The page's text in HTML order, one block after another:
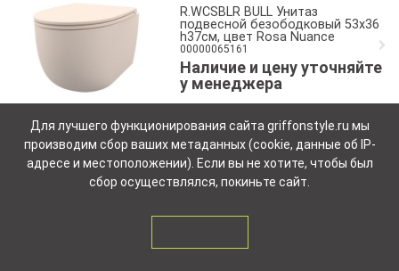
R.WCSBLR BULL Унитаз
подвесной безободковый 53x36
h37см, цвет Rosa Nuance
00000065161
Наличие и цену уточняйте
у менеджера
R.WCSBLV Унитаз подвесной
безободковый VERTIGO с
Для лучшего функционирования сайта griffonstyle.ru мы
производим сбор ваших метаданных (cookie, данные об IP-
адресе и местоположении). Если вы не хотите, чтобы был
сбор осуществлялся, покиньте сайт.